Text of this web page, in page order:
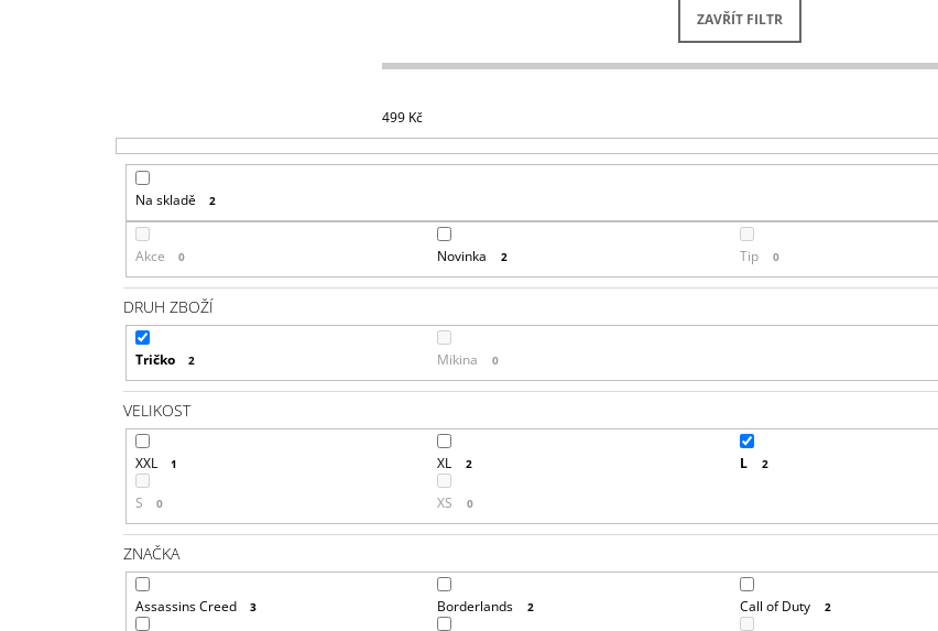
ZAVŘÍT FILTR
499 Kč
Na skladě 2
Akce 0 Novinka 2 Tip 0
DRUH ZBOŽÍ
Tričko 2 Mikina 0
VELIKOST
XXL 1 XL 2 L 2
S 0 XS 0
ZNAČKA
Assassins Creed 3 Borderlands 2 Call of Duty 2